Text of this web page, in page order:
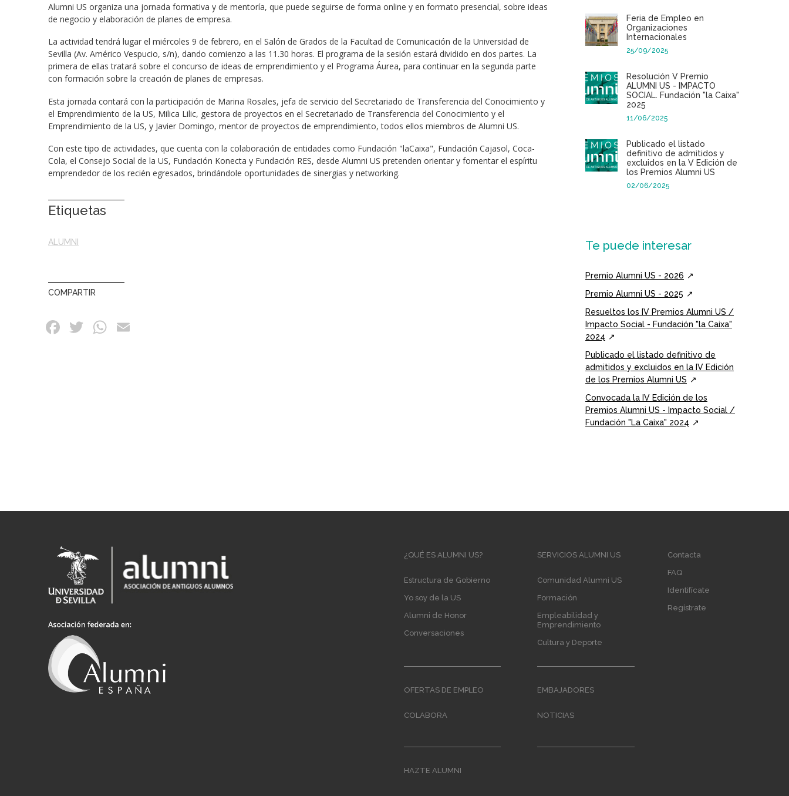
Alumni US organiza una jornada formativa y de mentoría, que puede seguirse de forma online y en formato presencial, sobre ideas
de negocio y elaboración de planes de empresa.
La actividad tendrá lugar el miércoles 9 de febrero, en el Salón de Grados de la Facultad de Comunicación de la Universidad de
Sevilla (Av. Américo Vespucio, s/n), dando comienzo a las 11.30 horas. El programa de la sesión estará dividido en dos partes. La
primera de ellas tratará sobre el concurso de ideas de emprendimiento y el Programa Áurea, para continuar en la segunda parte
con formación sobre la creación de planes de empresas.
Esta jornada contará con la participación de Marina Rosales, jefa de servicio del Secretariado de Transferencia del Conocimiento y
el Emprendimiento de la US, Milica Lilic, gestora de proyectos en el Secretariado de Transferencia del Conocimiento y el
Emprendimiento de la US, y Javier Domingo, mentor de proyectos de emprendimiento, todos ellos miembros de Alumni US.
Con este tipo de actividades, que cuenta con la colaboración de entidades como Fundación "laCaixa", Fundación Cajasol, Coca-
Cola, el Consejo Social de la US, Fundación Konecta y Fundación RES, desde Alumni US pretenden orientar y fomentar el espíritu
emprendedor de los recién egresados, brindándole oportunidades de sinergias y networking.
Etiquetas
ALUMNI
COMPARTIR
Feria de Empleo en
Organizaciones
Internacionales
25/09/2025
Resolución V Premio
ALUMNI US - IMPACTO
SOCIAL. Fundación "la Caixa"
2025
11/06/2025
Publicado el listado
definitivo de admitidos y
excluidos en la V Edición de
los Premios Alumni US
02/06/2025
Te puede interesar
Premio Alumni US - 2026
Premio Alumni US - 2025
Resueltos los IV Premios Alumni US /
Impacto Social - Fundación "la Caixa"
2024
Publicado el listado definitivo de
admitidos y excluidos en la IV Edición
de los Premios Alumni US
Convocada la IV Edición de los
Premios Alumni US - Impacto Social /
Fundación "La Caixa" 2024
Main
¿QUÉ ES ALUMNI US?
Estructura de Gobierno
Yo soy de la US
Alumni de Honor
Conversaciones
SERVICIOS ALUMNI US
Comunidad Alumni US
Formación
Empleabilidad y
Emprendimiento
Cultura y Deporte
OFERTAS DE EMPLEO EMBAJADORES
COLABORA NOTICIAS
HAZTE ALUMNI
Footer
menu
Contacta
FAQ
Identifícate
Regístrate